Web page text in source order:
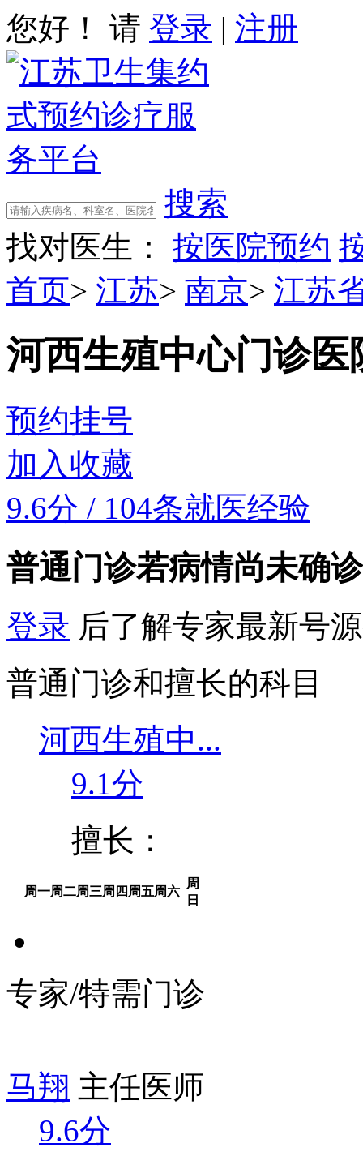
您好！ 请 登录 | 注册
搜索
找对医生：
按医院预约
首页> 江苏> 南京> 江苏
河西生殖中心门诊医
预约挂号
加入收藏
9.6分 / 104条就医经验
普通门诊若病情尚未确
登录 后了解专家最新号
普通门诊和擅长的科目
河西生殖中...
9.1分
擅长：
周一周二周三周四 周五周六
周
日
专家/特需门诊
马翔 主任医师
9.6分